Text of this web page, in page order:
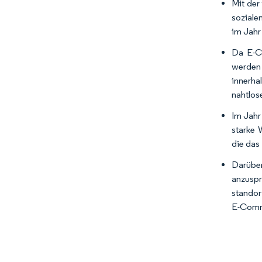
Mit der
im Jahr
Da E-
Im
starke
die das
E-